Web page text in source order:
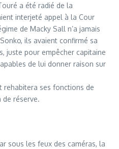
a été radié de la
interjeté appel à la Cour
de Macky Sall n’a jamais
ils avaient confirmé sa
juste pour empêcher capitaine
de lui donner raison sur
rehabitera ses fonctions de
de réserve.
sous les feux des caméras, la